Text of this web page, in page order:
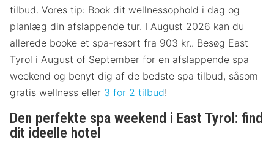
tilbud. Vores tip: Book dit wellnessophold i dag og
planlæg din afslappende tur. I August 2026 kan du
allerede booke et spa-resort fra 903 kr.. Besøg East
Tyrol i August of September for en afslappende spa
weekend og benyt dig af de bedste spa tilbud, såsom
gratis wellness eller 3 for 2 tilbud!
Den perfekte spa weekend i East Tyrol: find
dit ideelle hotel